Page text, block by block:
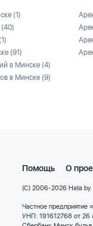
(1)
(40)
(1)
(91)
в Минске (4)
в Минске (9)
Помощь О
(C) 2006-2026 Hata.by
Частное предприятие
УНП: 191612768 от 26